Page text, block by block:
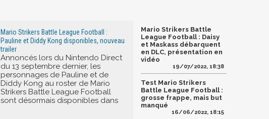
Mario Strikers Battle League Football :
Pauline et Diddy Kong disponibles, nouveau
trailer
Annoncés lors du Nintendo Direct
du 13 septembre dernier, les
personnages de Pauline et de
Diddy Kong au roster de Mario
Strikers Battle League Football
sont désormais disponibles dans
Mario Strikers Battle
League Football : Daisy
et Maskass débarquent
en DLC, présentation en
vidéo
19/07/2022, 18:38
Test Mario Strikers
Battle League Football :
grosse frappe, mais but
manqué
16/06/2022, 18:15